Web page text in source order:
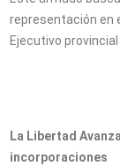
representación en
Ejecutivo provincial
La Libertad
incorporaciones